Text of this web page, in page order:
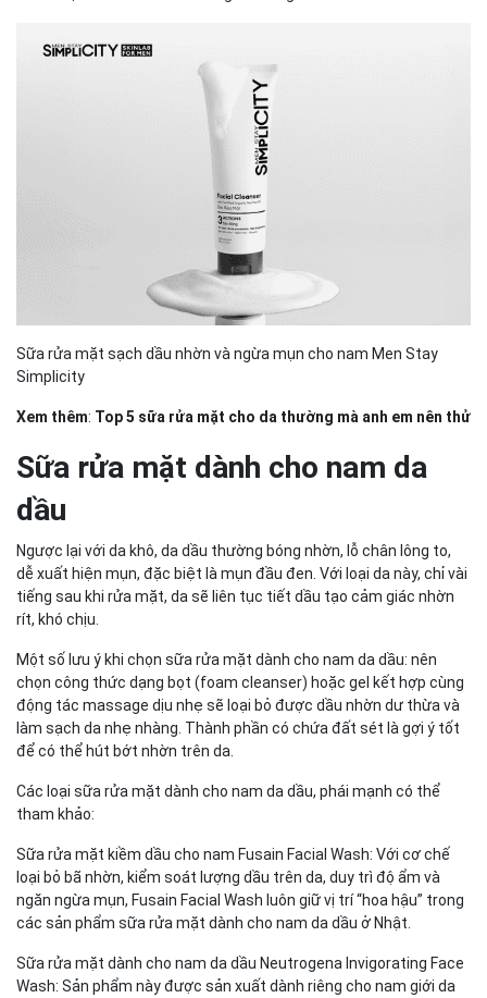
Sữa rửa mặt sạch dầu nhờn và ngừa mụn cho nam Men Stay
Simplicity
Xem thêm: Top 5 sữa rửa mặt cho da thường mà anh em nên thử
Sữa rửa mặt dành cho nam da
dầu
Ngược lại với da khô, da dầu thường bóng nhờn, lỗ chân lông to,
dễ xuất hiện mụn, đặc biệt là mụn đầu đen. Với loại da này, chỉ vài
tiếng sau khi rửa mặt, da sẽ liên tục tiết dầu tạo cảm giác nhờn
rít, khó chịu.
Một số lưu ý khi chọn sữa rửa mặt dành cho nam da dầu: nên
chọn công thức dạng bọt (foam cleanser) hoặc gel kết hợp cùng
động tác massage dịu nhẹ sẽ loại bỏ được dầu nhờn dư thừa và
làm sạch da nhẹ nhàng. Thành phần có chứa đất sét là gợi ý tốt
để có thể hút bớt nhờn trên da.
Các loại sữa rửa mặt dành cho nam da dầu, phái mạnh có thể
tham khảo:
Sữa rửa mặt kiềm dầu cho nam Fusain Facial Wash: Với cơ chế
loại bỏ bã nhờn, kiểm soát lượng dầu trên da, duy trì độ ẩm và
ngăn ngừa mụn, Fusain Facial Wash luôn giữ vị trí “hoa hậu” trong
các sản phẩm sữa rửa mặt dành cho nam da dầu ở Nhật.
Sữa rửa mặt dành cho nam da dầu Neutrogena Invigorating Face
Wash: Sản phẩm này được sản xuất dành riêng cho nam giới da